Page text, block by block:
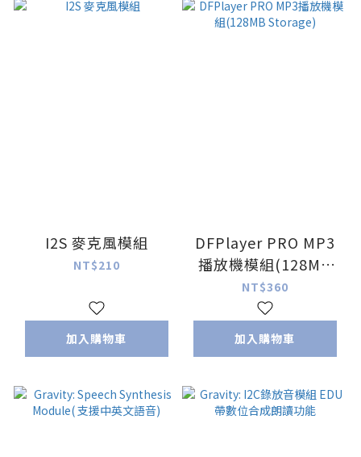
I2S 麥克風模組
NT$210
加入購物車
DFPlayer PRO MP3
播放機模組(128MB
Storage)
NT$360
加入購物車